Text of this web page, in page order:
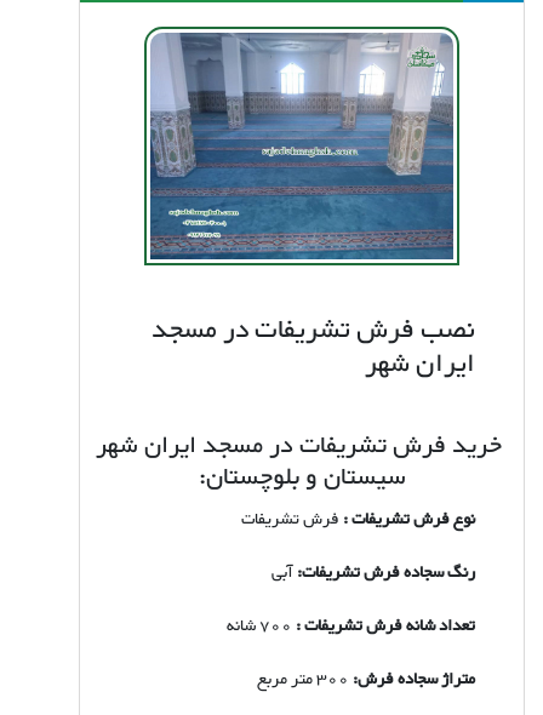
نصب فرش تشریفات در مسجد
ایران شهر
خرید فرش تشریفات در مسجد ایران شهر
سیستان و بلوچستان:
نوع فرش تشریفات :فرش تشریفات
رنگ سجاده فرش تشریفات:آبی
تعداد شانه فرش تشریفات :
متراژ سجاده فرش: